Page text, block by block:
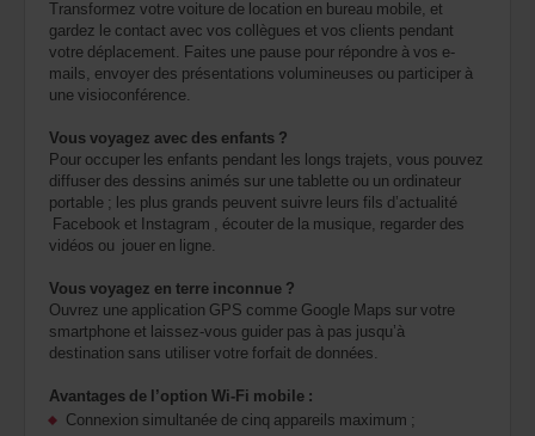
Transformez votre voiture de location en bureau mobile, et
gardez le contact avec vos collègues et vos clients pendant
votre déplacement. Faites une pause pour répondre à vos e-
mails, envoyer des présentations volumineuses ou participer à
une visioconférence.
Vous voyagez avec des enfants ?
Pour occuper les enfants pendant les longs trajets, vous pouvez
diffuser des dessins animés sur une tablette ou un ordinateur
portable ; les plus grands peuvent suivre leurs fils d’actualité
Facebook et Instagram , écouter de la musique, regarder des
vidéos ou jouer en ligne.
Vous voyagez en terre inconnue ?
Ouvrez une application GPS comme Google Maps sur votre
smartphone et laissez-vous guider pas à pas jusqu’à
destination sans utiliser votre forfait de données.
Avantages de l’option Wi-Fi mobile :
Connexion simultanée de cinq appareils maximum ;